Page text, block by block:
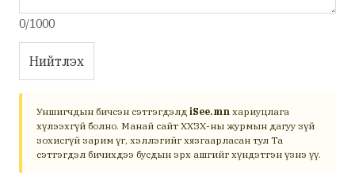
0/1000
Нийтлэх
Уншигчдын бичсэн сэтгэгдэлд iSee.mn хариуцлага
хүлээхгүй болно. Манай сайт ХХЗХ-ны журмын дагуу зүй
зохисгүй зарим үг, хэллэгийг хязгаарласан тул Та
сэтгэгдэл бичихдээ бусдын эрх ашгийг хүндэтгэн үзнэ үү.